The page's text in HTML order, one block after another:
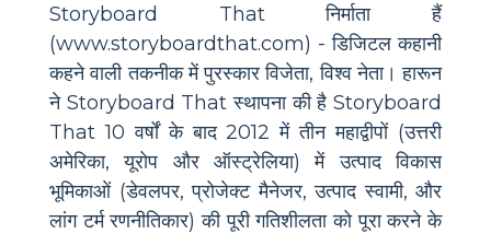
Storyboard That निर्माता हैं
(www.storyboardthat.com) - डिजिटल कहानी
कहने वाली तकनीक में पुरस्कार विजेता, विश्व नेता। हारून
ने Storyboard That स्थापना की है Storyboard
That 10 वर्षों के बाद 2012 में तीन महाद्वीपों (उत्तरी
अमेरिका, यूरोप और ऑस्ट्रेलिया) में उत्पाद विकास
भूमिकाओं (डेवलपर, प्रोजेक्ट मैनेजर, उत्पाद स्वामी, और
लांग टर्म रणनीतिकार) की पूरी गतिशीलता को पूरा करने के